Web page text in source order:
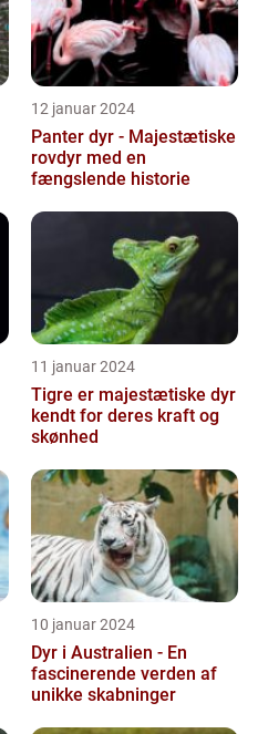
12 januar 2024
Panter dyr - Majestætiske
rovdyr med en
fængslende historie
11 januar 2024
Tigre er majestætiske dyr
kendt for deres kraft og
skønhed
10 januar 2024
Dyr i Australien - En
fascinerende verden af
unikke skabninger